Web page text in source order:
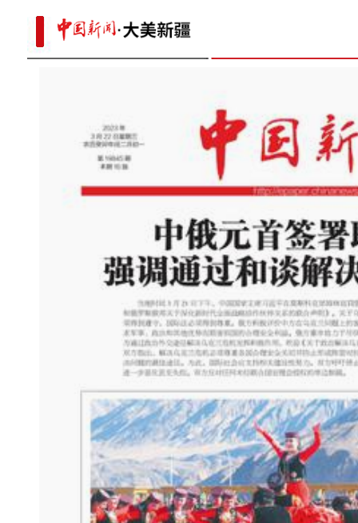
新疆天池：春分渐
in